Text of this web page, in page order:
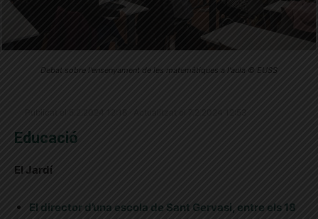
Debat sobre l'ensenyament de les matemàtiques a l'aula © EUSS
Educació
El Jardí
El director d’una escola de Sant Gervasi, entre els 18